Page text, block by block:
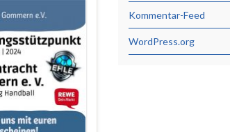
Kommentar-Feed
WordPress.org